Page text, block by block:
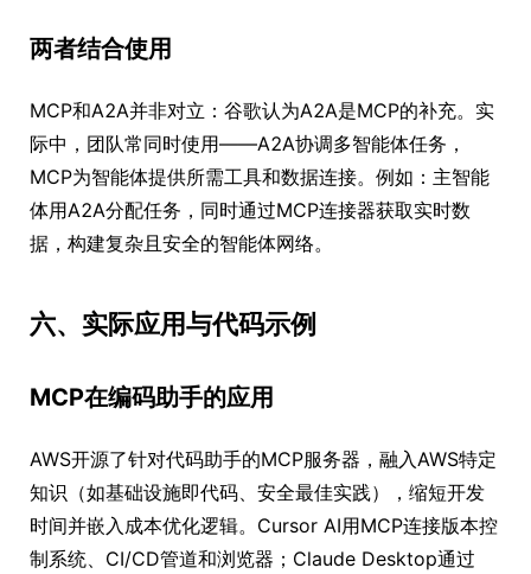
两者结合使用
MCP和A2A并非对立：谷歌认为A2A是MCP的补充。实
际中，团队常同时使用——A2A协调多智能体任务，
MCP为智能体提供所需工具和数据连接。例如：主智能
体用A2A分配任务，同时通过MCP连接器获取实时数
据，构建复杂且安全的智能体网络。
六、实际应用与代码示例
MCP在编码助手的应用
AWS开源了针对代码助手的MCP服务器，融入AWS特定
知识（如基础设施即代码、安全最佳实践），缩短开发
时间并嵌入成本优化逻辑。Cursor AI用MCP连接版本控
制系统、CI/CD管道和浏览器；Claude Desktop通过